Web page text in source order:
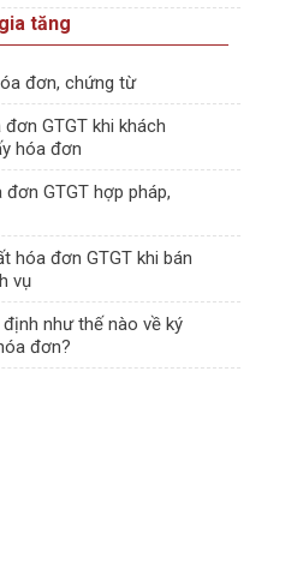
tăng
đơn, chứng từ
GTGT khi khách
hóa đơn
đơn GTGT hợp pháp,
hóa đơn GTGT khi bán
vụ
định như thế nào về ký
đơn?